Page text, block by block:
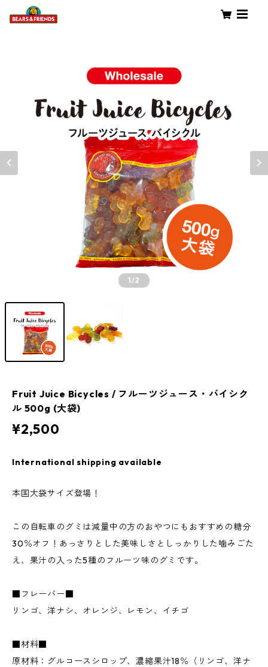
1/2
Fruit Juice Bicycles / フルーツジュース・バイシク
ル 500g (大袋)
¥2,500
International shipping available
本国大袋サイズ登場！
この自転車のグミは減量中の方のおやつにもおすすめの糖分
30％オフ！あっさりとした美味しさとしっかりした噛みごた
え、果汁の入った5種のフルーツ味のグミです。
■フレーバー■
リンゴ、洋ナシ、オレンジ、レモン、イチゴ
■材料■
原材料：グルコースシロップ、濃縮果汁18％（リンゴ、洋ナ